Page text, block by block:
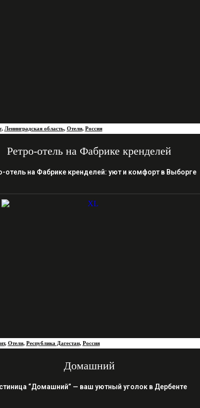
, Ленинградская область, Отели, Россия
Ретро-отель на Фабрике кренделей
отель на Фабрике кренделей: уют и комфорт в Выборге
, Отели, Республика Дагестан, Россия
Домашний
“Домашний” — ваш уютный уголок в Дербенте